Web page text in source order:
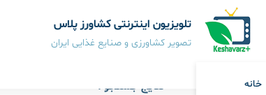
تلویزیون اینترنتی کشاورز پلاس
تصویر کشاورزی و صنایع غذایی ایران
خانه
نتایج جستجو :